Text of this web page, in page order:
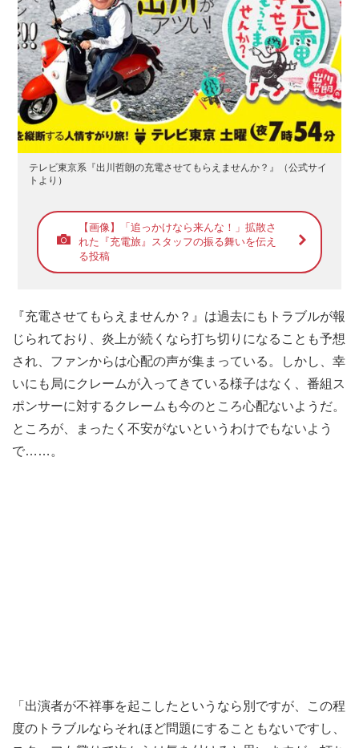
テレビ東京系『出川哲朗の充電させてもらえませんか？』（公式サイ
トより）
【画像】「追っかけなら来んな！」拡散さ
れた『充電旅』スタッフの振る舞いを伝え
る投稿
『充電させてもらえませんか？』は過去にもトラブルが報
じられており、炎上が続くなら打ち切りになることも予想
され、ファンからは心配の声が集まっている。しかし、幸
いにも局にクレームが入ってきている様子はなく、番組ス
ポンサーに対するクレームも今のところ心配ないようだ。
ところが、まったく不安がないというわけでもないよう
で……。
「出演者が不祥事を起こしたというなら別ですが、この程
度のトラブルならそれほど問題にすることもないですし、